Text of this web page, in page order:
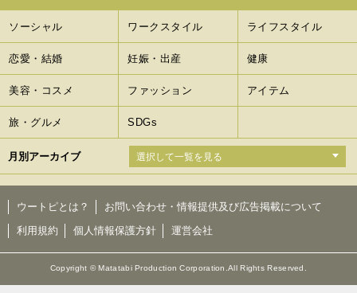
る
シ
ア
る
ソーシャル ワークスタイル ライフスタイル
恋愛・結婚 妊娠・出産 健康
美容・コスメ ファッション アイテム
旅・グルメ SDGs
月別アーカイブ
ウートピとは？
お問い合わせ・情報提供及び広告掲載について
利用規約
個人情報保護方針 運営会社
Copyright © Matatabi Production Corporation.All Rights Reserved.